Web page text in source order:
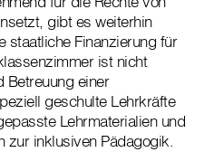
gibt es weiterhin
staatliche Finanzierung für
ist nicht
Betreuung einer
geschulte Lehrkräfte
Lehrmaterialien und
zur inklusiven Pädagogik.